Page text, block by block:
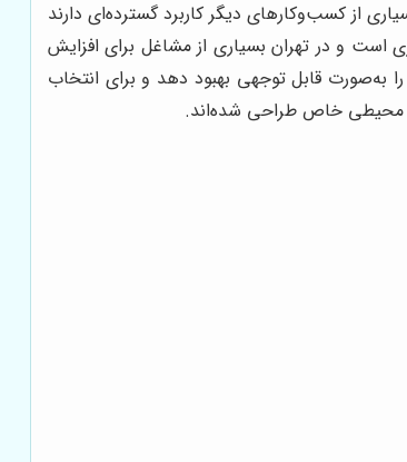
از کسب‌وکارهای دیگر کاربرد گسترده‌ای دارند
است و در تهران بسیاری از مشاغل برای افزایش
به‌صورت قابل توجهی بهبود دهد و برای انتخاب
محیطی خاص طراحی شده‌اند.